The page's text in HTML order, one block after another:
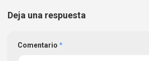
Deja una respuesta
Comentario *